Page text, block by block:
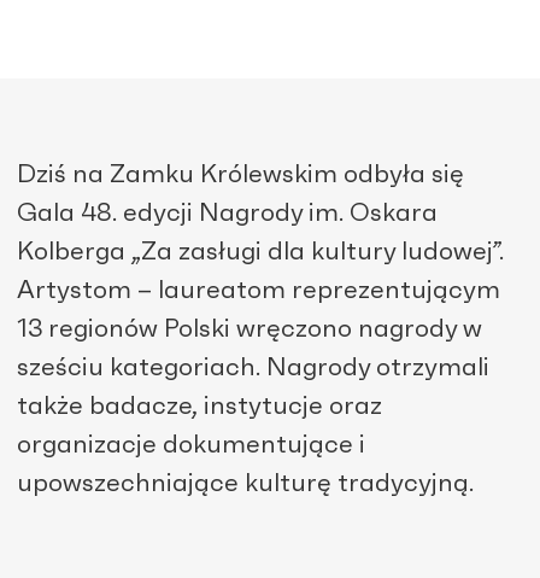
Dziś na Zamku Królewskim odbyła się
Gala 48. edycji Nagrody im. Oskara
Kolberga „Za zasługi dla kultury ludowej”.
Artystom – laureatom reprezentującym
13 regionów Polski wręczono nagrody w
sześciu kategoriach. Nagrody otrzymali
także badacze, instytucje oraz
organizacje dokumentujące i
upowszechniające kulturę tradycyjną.